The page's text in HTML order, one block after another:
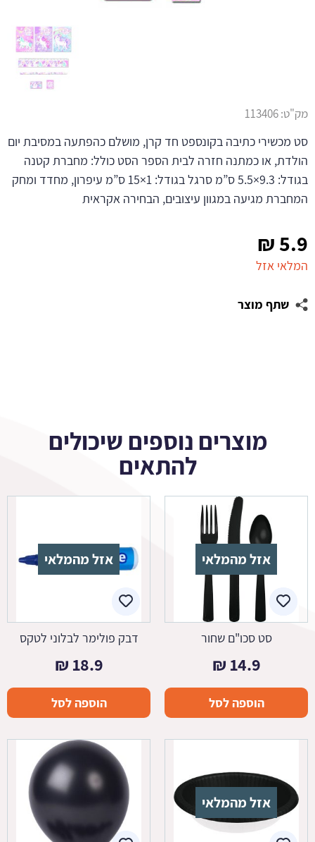
5.9
₪
המלאי אזל
שתף מוצר
מק"ט:113406
סט מכשירי כתיבה בקונספט חד קרן, מושלם כהפתעה במסיבת יום
הולדת, או כמתנה חזרה לבית הספר הסט כולל: מחברת קטנה
בגודל: 9.3×5.5 ס”מ סרגל בגודל: 1×15 ס”מ עיפרון, מחדד ומחק
המחברת מגיעה במגוון עיצובים, הבחירה אקראית
מוצרים נוספים שיכולים
להתאים
אזל מהמלאי
סט סכו"ם שחור
14.9
₪
הוספה לסל
אזל מהמלאי
דבק פולימר לבלוני לטקס
18.9
₪
הוספה לסל
אזל מהמלאי